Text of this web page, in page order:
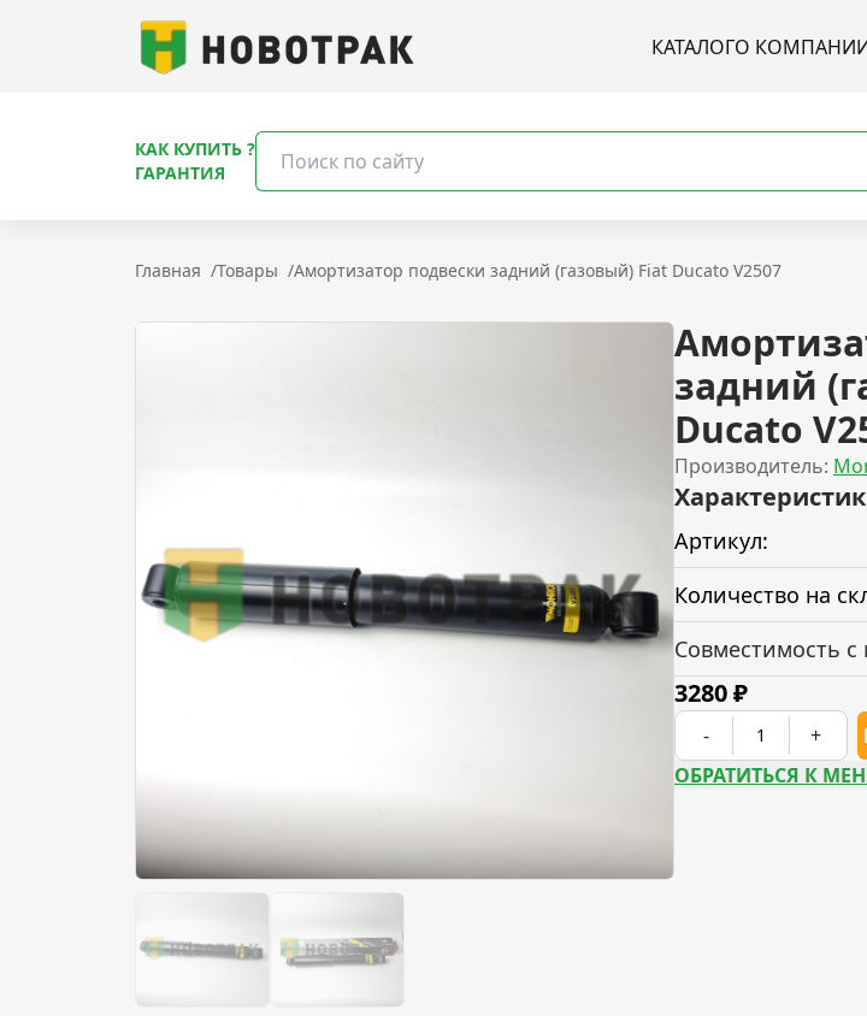
КАТАЛОГО
КАК КУПИТЬ ?
ГАРАНТИЯ
Главная /Товары /Амортизатор подвески задний (газовый) Fiat Ducato V2507
задний
Ducato
Производитель:
Артикул:
Количество на
Совместимость
3280₽
- +
ОБРАТИТЬСЯ К